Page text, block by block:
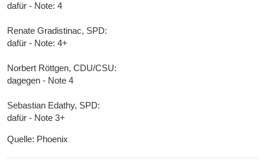
dafür - Note: 4
Renate Gradistinac, SPD:
dafür - Note: 4+
Norbert Röttgen, CDU/CSU:
dagegen - Note 4
Sebastian Edathy, SPD:
dafür - Note 3+
Quelle: Phoenix